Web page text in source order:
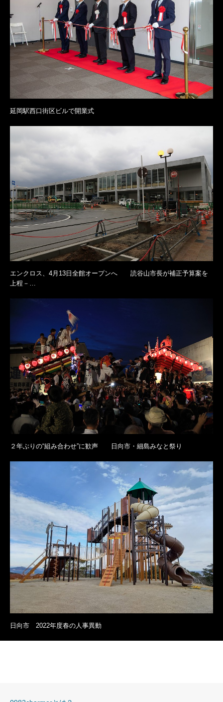
延岡駅西口街区ビルで開業式
エンクロス、4月13日全館オープンへ 読谷山市長が補正予算案を
上程－…
２年ぶりの“組み合わせ”に歓声 日向市・細島みなと祭り
日向市 2022年度春の人事異動